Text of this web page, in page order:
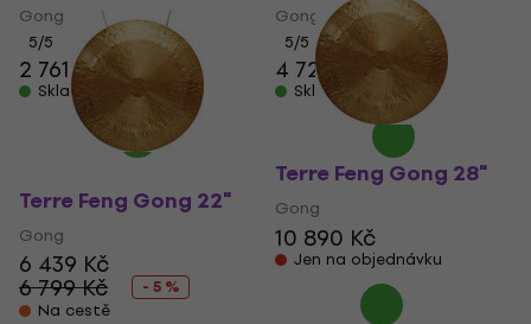
Gong
5/5
2 761 Kč
Skladem
Gong
5/5
4 724 Kč
Skladem
Terre Feng Gong 22"
Gong
6 439 Kč
6 799 Kč
- 5 %
Na cestě
Terre Feng Gong 28"
Gong
10 890 Kč
Jen na objednávku